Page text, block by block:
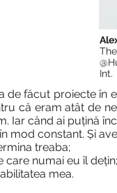
Int.
făcut proiecte în
că eram atât de
când ai puțină
mod constant. Și
treaba;
care numai eu îl dețin;
mea.